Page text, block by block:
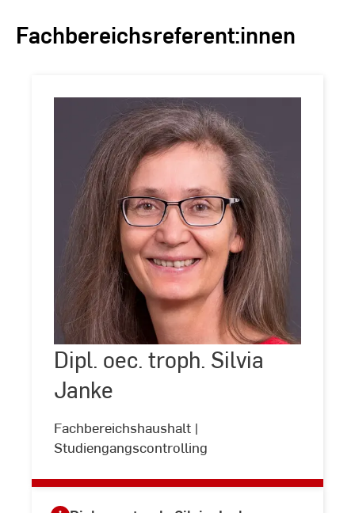
Fachbereichsreferent:innen
©
Andreas
Schlote
Dipl. oec. troph. Silvia
Janke
Fachbereichshaushalt |
Studiengangscontrolling
Dipl.
oec.
troph.
Silvia
Janke